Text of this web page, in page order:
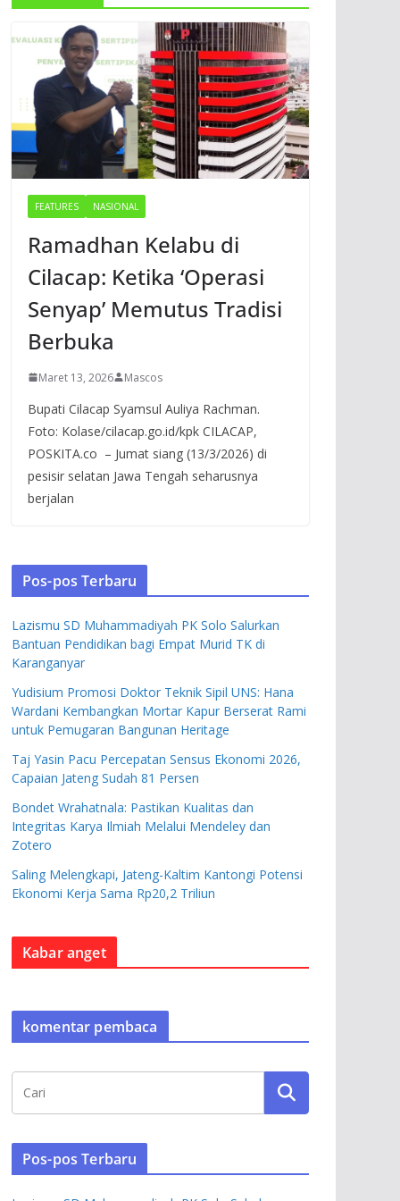
FEATURES NASIONAL
Ramadhan Kelabu di
Cilacap: Ketika ‘Operasi
Senyap’ Memutus Tradisi
Berbuka
Maret 13, 2026 Mascos
Bupati Cilacap Syamsul Auliya Rachman.
Foto: Kolase/cilacap.go.id/kpk CILACAP,
POSKITA.co – Jumat siang (13/3/2026) di
pesisir selatan Jawa Tengah seharusnya
berjalan
Pos-pos Terbaru
Lazismu SD Muhammadiyah PK Solo Salurkan
Bantuan Pendidikan bagi Empat Murid TK di
Karanganyar
Yudisium Promosi Doktor Teknik Sipil UNS: Hana
Wardani Kembangkan Mortar Kapur Berserat Rami
untuk Pemugaran Bangunan Heritage
Taj Yasin Pacu Percepatan Sensus Ekonomi 2026,
Capaian Jateng Sudah 81 Persen
Bondet Wrahatnala: Pastikan Kualitas dan
Integritas Karya Ilmiah Melalui Mendeley dan
Zotero
Saling Melengkapi, Jateng-Kaltim Kantongi Potensi
Ekonomi Kerja Sama Rp20,2 Triliun
Kabar anget
komentar pembaca
Pos-pos Terbaru